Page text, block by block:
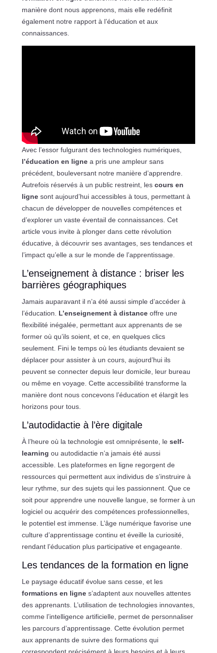
manière dont nous apprenons, mais elle redéfinit
également notre rapport à l’éducation et aux
connaissances.
Avec l’essor fulgurant des technologies numériques,
l’éducation en lignea pris une ampleur sans
précédent, bouleversant notre manière d’apprendre.
Autrefois réservés à un public restreint, les cours en
lignesont aujourd’hui accessibles à tous, permettant à
chacun de développer de nouvelles compétences et
d’explorer un vaste éventail de connaissances. Cet
article vous invite à plonger dans cette révolution
éducative, à découvrir ses avantages, ses tendances et
l’impact qu’elle a sur le monde de l’apprentissage.
L’enseignement à distance : briser les
barrières géographiques
Jamais auparavant il n’a été aussi simple d’accéder à
l’éducation. L’enseignement à distanceoffre une
flexibilité inégalée, permettant aux apprenants de se
former où qu’ils soient, et ce, en quelques clics
seulement. Fini le temps où les étudiants devaient se
déplacer pour assister à un cours, aujourd’hui ils
peuvent se connecter depuis leur domicile, leur bureau
ou même en voyage. Cette accessibilité transforme la
manière dont nous concevons l’éducation et élargit les
horizons pour tous.
L’autodidactie à l’ère digitale
À l’heure où la technologie est omniprésente, le self-
learning ou autodidactie n’a jamais été aussi
accessible. Les plateformes en ligne regorgent de
ressources qui permettent aux individus de s’instruire à
leur rythme, sur des sujets qui les passionnent. Que ce
soit pour apprendre une nouvelle langue, se former à un
logiciel ou acquérir des compétences professionnelles,
le potentiel est immense. L’âge numérique favorise une
culture d’apprentissage continu et éveille la curiosité,
rendant l’éducation plus participative et engageante.
Les tendances de la formation en ligne
Le paysage éducatif évolue sans cesse, et les
formations en lignes’adaptent aux nouvelles attentes
des apprenants. L’utilisation de technologies innovantes,
comme l’intelligence artificielle, permet de personnaliser
les parcours d’apprentissage. Cette évolution permet
aux apprenants de suivre des formations qui
correspondent précisément à leurs besoins et à leurs